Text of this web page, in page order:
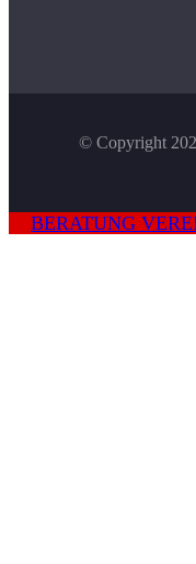
© Copyright
BERATUNG